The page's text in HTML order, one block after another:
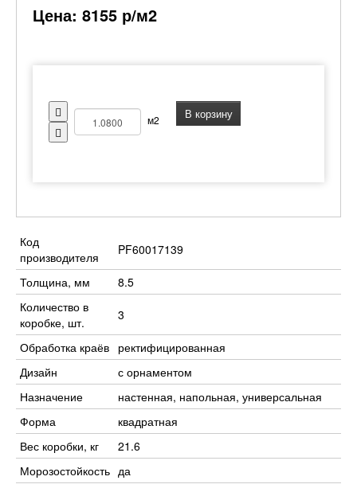
Цена: 8155 р/м2
м2 В корзину
Код
производителя
PF60017139
Толщина, мм
8.5
Количество в
коробке, шт.
3
Обработка краёв ректифицированная
Дизайн
с орнаментом
Назначение
настенная, напольная, универсальная
Форма
квадратная
Вес коробки, кг
21.6
Морозостойкость да